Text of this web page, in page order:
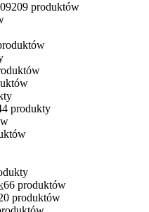
209 produktów
4 produkty
66 produktów
produktów